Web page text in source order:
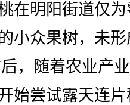
明阳街道仅为
小众果树，未
，随着农业产
始尝试露天连